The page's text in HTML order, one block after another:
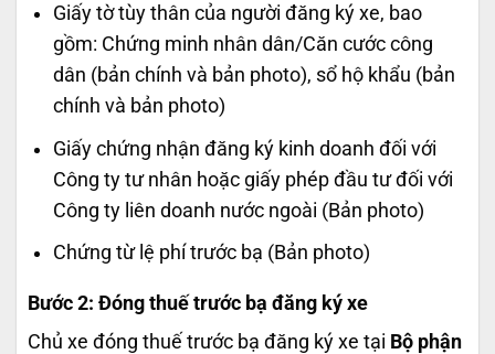
Giấy tờ tùy thân của người đăng ký xe, bao
gồm: Chứng minh nhân dân/Căn cước công
dân (bản chính và bản photo), sổ hộ khẩu (bản
chính và bản photo)
Giấy chứng nhận đăng ký kinh doanh đối với
Công ty tư nhân hoặc giấy phép đầu tư đối với
Công ty liên doanh nước ngoài (Bản photo)
Chứng từ lệ phí trước bạ (Bản photo)
Bước 2: Đóng thuế trước bạ đăng ký xe
Chủ xe đóng thuế trước bạ đăng ký xe tại Bộ phận